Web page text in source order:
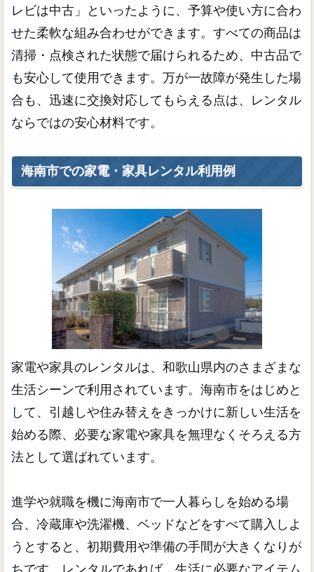
レビは中古」といったように、予算や使い方に合わ
せた柔軟な組み合わせができます。すべての商品は
清掃・点検された状態で届けられるため、中古品で
も安心して使用できます。万が一故障が発生した場
合も、迅速に交換対応してもらえる点は、レンタル
ならではの安心材料です。
海南市での家電・家具レンタル利用例
家電や家具のレンタルは、和歌山県内のさまざまな
生活シーンで利用されています。海南市をはじめと
して、引越しや住み替えをきっかけに新しい生活を
始める際、必要な家電や家具を無理なくそろえる方
法として選ばれています。
進学や就職を機に海南市で一人暮らしを始める場
合、冷蔵庫や洗濯機、ベッドなどをすべて購入しよ
うとすると、初期費用や準備の手間が大きくなりが